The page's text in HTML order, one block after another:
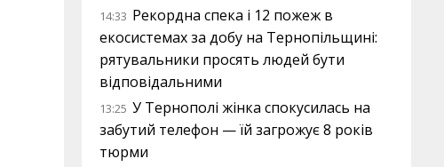
14:33 Рекордна спека і 12 пожеж в
екосистемах за добу на Тернопільщині:
рятувальники просять людей бути
відповідальними
13:25 У Тернополі жінка спокусилась на
забутий телефон — їй загрожує 8 років
тюрми